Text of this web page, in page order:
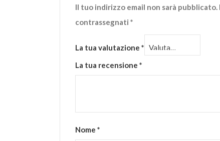
Il tuo indirizzo email non sarà pubblicato.
contrassegnati*
La tua valutazione*
La tua recensione*
Nome*